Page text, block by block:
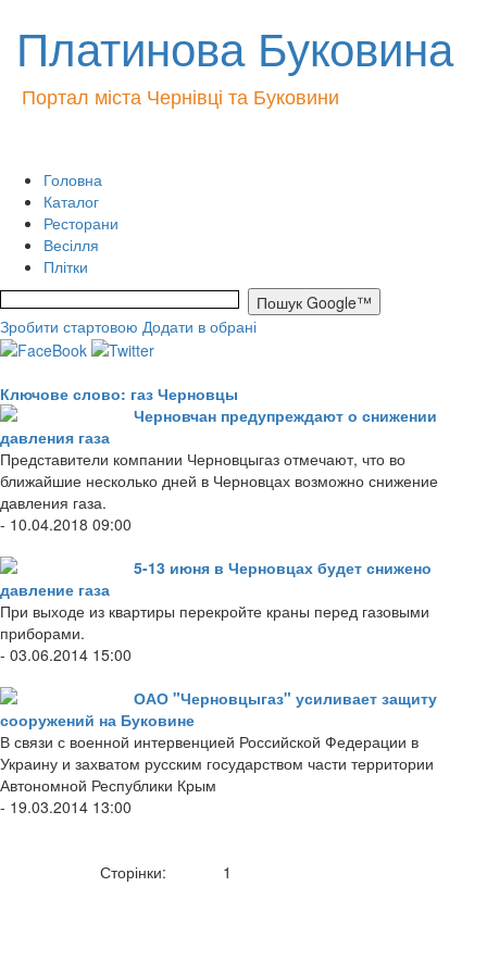
Платинова Буковина
Портал міста Чернівці та Буковини
Головна
Каталог
Ресторани
Весілля
Плітки
Зробити стартовою Додати в обрані
Ключове слово: газ Черновцы
Черновчан предупреждают о снижении
давления газа
Представители компании Черновцыгаз отмечают, что во
ближайшие несколько дней в Черновцах возможно снижение
давления газа.
- 10.04.2018 09:00
5-13 июня в Черновцах будет снижено
давление газа
При выходе из квартиры перекройте краны перед газовыми
приборами.
- 03.06.2014 15:00
ОАО "Черновцыгаз" усиливает защиту
сооружений на Буковине
В связи с военной интервенцией Российской Федерации в
Украину и захватом русским государством части территории
Автономной Республики Крым
- 19.03.2014 13:00
Сторінки: 1